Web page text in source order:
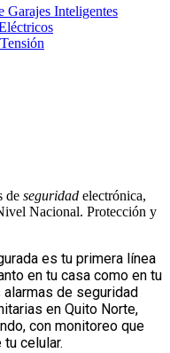
Garajes Inteligentes
de seguridad electrónica,
Nacional. Protección y
es tu primera línea
en tu casa como en tu
de seguridad
en Quito Norte,
con monitoreo que
celular.